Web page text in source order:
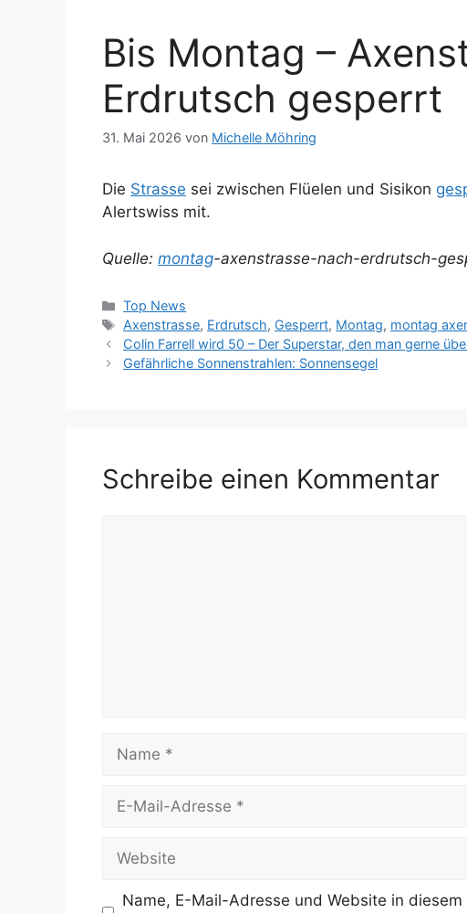
Bis Montag –
Erdrutsch gesperrt
31. Mai 2026 von Michelle Möhring
Die Strasse sei zwischen Flüelen und Sisikon
Alertswiss mit.
Quelle: montag-axenstrasse-nach-erdrutsch-
Kategorien
Top News
Schlagwörter
Axenstrasse, Erdrutsch, Gesperrt, Montag, montag
Colin Farrell wird 50 – Der Superstar, den man gerne
Gefährliche Sonnenstrahlen: Sonnensegel
Schreibe einen Kommentar
Name
Website
Name, E-Mail-Adresse und Website in